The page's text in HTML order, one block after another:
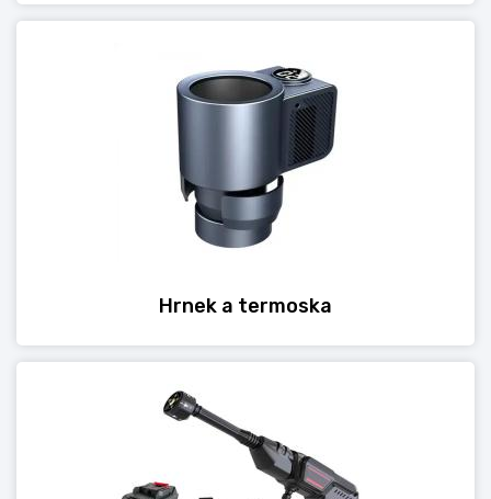
Hrnek a termoska